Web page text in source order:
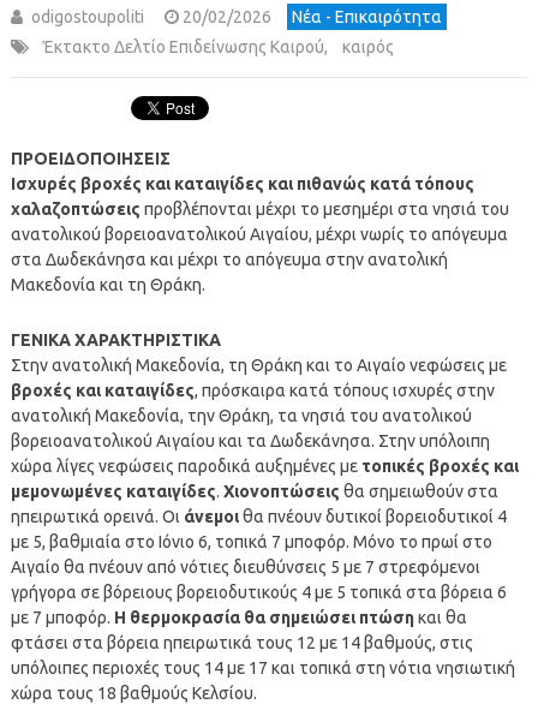
odigostoupoliti 20/02/2026
Νέα - Επικαιρότητα
Έκτακτο Δελτίο Επιδείνωσης Καιρού, καιρός
ΠΡΟΕΙΔΟΠΟΙΗΣΕΙΣ
Ισχυρές βροχές και καταιγίδες και πιθανώς κατά τόπους
χαλαζοπτώσεις προβλέπονται μέχρι το μεσημέρι στα νησιά του
ανατολικού βορειοανατολικού Αιγαίου, μέχρι νωρίς το απόγευμα
στα Δωδεκάνησα και μέχρι το απόγευμα στην ανατολική
Μακεδονία και τη Θράκη.
ΓΕΝΙΚΑ ΧΑΡΑΚΤΗΡΙΣΤΙΚΑ
Στην ανατολική Μακεδονία, τη Θράκη και το Αιγαίο νεφώσεις με
βροχές και καταιγίδες, πρόσκαιρα κατά τόπους ισχυρές στην
ανατολική Μακεδονία, την Θράκη, τα νησιά του ανατολικού
βορειοανατολικού Αιγαίου και τα Δωδεκάνησα. Στην υπόλοιπη
χώρα λίγες νεφώσεις παροδικά αυξημένες με τοπικές βροχές και
μεμονωμένες καταιγίδες. Χιονοπτώσεις θα σημειωθούν στα
ηπειρωτικά ορεινά. Οι άνεμοιθα πνέουν δυτικοί βορειοδυτικοί 4
με 5, βαθμιαία στο Ιόνιο 6, τοπικά 7 μποφόρ. Μόνο το πρωί στο
Αιγαίο θα πνέουν από νότιες διευθύνσεις 5 με 7 στρεφόμενοι
γρήγορα σε βόρειους βορειοδυτικούς 4 με 5 τοπικά στα βόρεια 6
με 7 μποφόρ. Η θερμοκρασία θα σημειώσει πτώσηκαι θα
φτάσει στα βόρεια ηπειρωτικά τους 12 με 14 βαθμούς, στις
υπόλοιπες περιοχές τους 14 με 17 και τοπικά στη νότια νησιωτική
χώρα τους 18 βαθμούς Κελσίου.